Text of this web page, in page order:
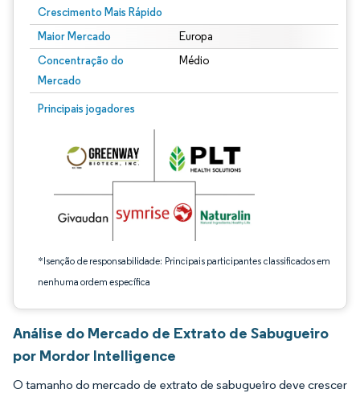
Crescimento Mais Rápido
Maior Mercado Europa
Concentração do
Mercado
Médio
Principais jogadores
*Isenção de responsabilidade: Principais participantes classificados em
nenhuma ordem específica
Imagem © Mordor Intelligence. O reuso requer atribuição conforme CC BY 4.0.
Análise do Mercado de Extrato de Sabugueiro
por Mordor Intelligence
O tamanho do mercado de extrato de sabugueiro deve crescer